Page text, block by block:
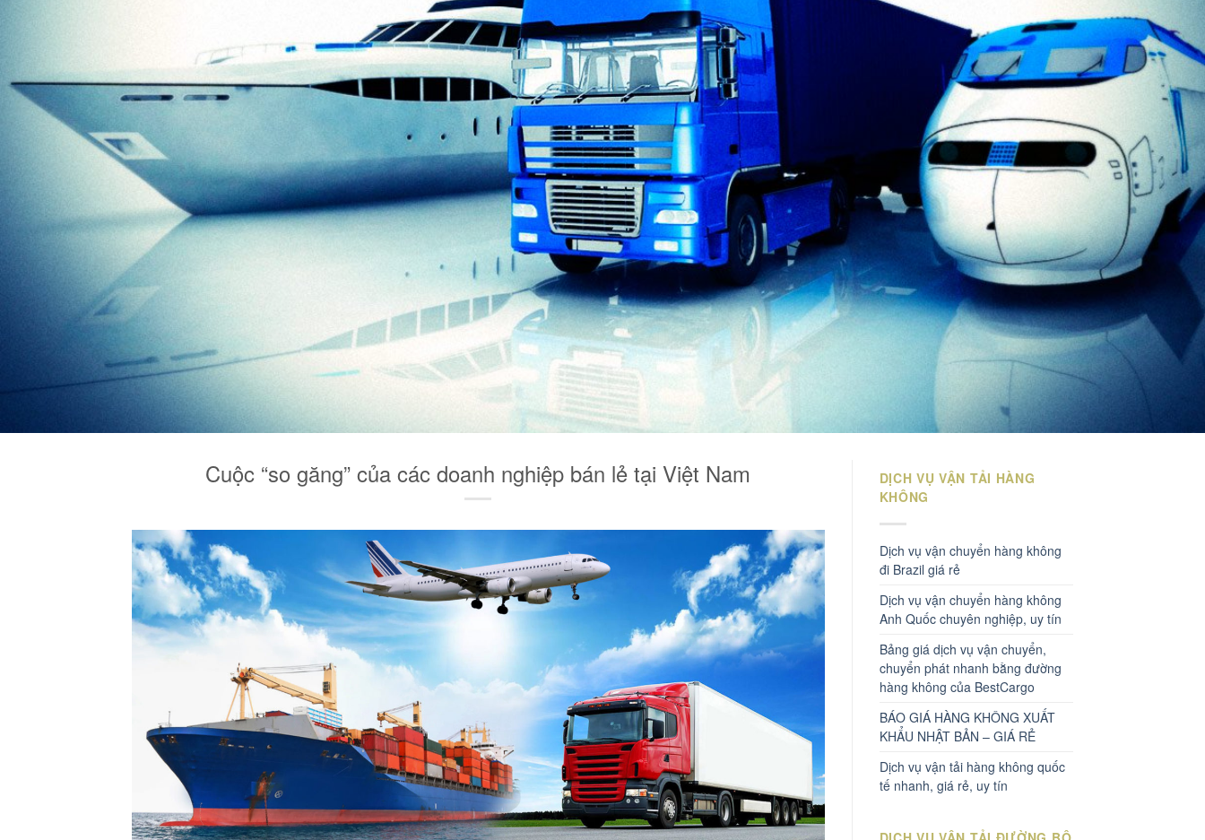
Cuộc “so găng” của các doanh nghiệp bán lẻ tại Việt Nam
DỊCH VỤ VẬN TẢI HÀNG
KHÔNG
Dịch vụ vận chuyển hàng không
đi Brazil giá rẻ
Dịch vụ vận chuyển hàng không
Anh Quốc chuyên nghiệp, uy tín
Bảng giá dịch vụ vận chuyển,
chuyển phát nhanh bằng đường
hàng không của BestCargo
BÁO GIÁ HÀNG KHÔNG XUẤT
KHẨU NHẬT BẢN – GIÁ RẺ
Dịch vụ vận tải hàng không quốc
tế nhanh, giá rẻ, uy tín